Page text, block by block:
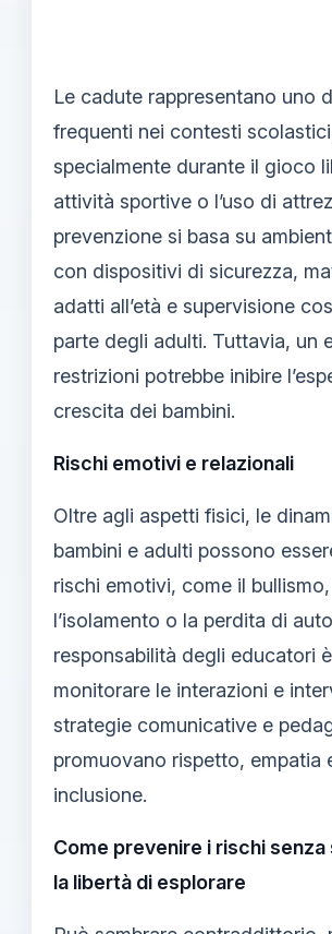
Le cadute rappresentano uno
frequenti nei contesti
specialmente durante il gioco
attività sportive o l’uso di
prevenzione si basa su
con dispositivi di sicurezza,
adatti all’età e supervisione
parte degli adulti. Tuttavia, un
restrizioni potrebbe inibire
crescita dei bambini.
Rischi emotivi e relazionali
Oltre agli aspetti fisici, le
bambini e adulti possono
rischi emotivi, come il bullismo,
l’isolamento o la perdita di
responsabilità degli educatori
monitorare le interazioni e
strategie comunicative e
promuovano rispetto, empatia
inclusione.
Come prevenire i rischi
la libertà di esplorare